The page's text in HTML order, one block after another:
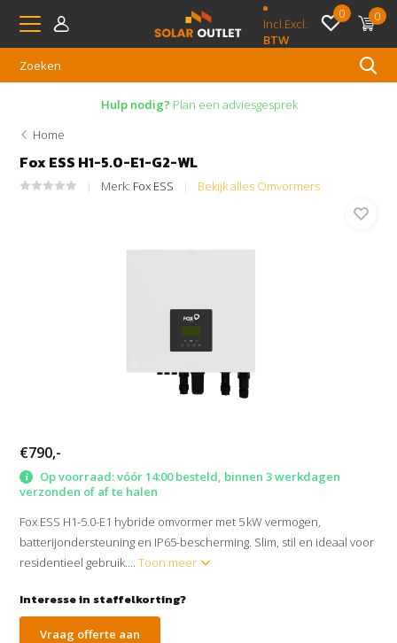
Incl.Excl.
BTW
0 0
Hulp nodig? Plan een adviesgesprek
Home
Fox ESS H1-5.0-E1-G2-WL
Merk: Fox ESS Bekijk alles Omvormers
€790,-
Op voorraad: vóór 14:00 besteld, binnen 3 werkdagen
verzonden of af te halen
Fox ESS H1-5.0-E1 hybride omvormer met 5 kW vermogen,
batterijondersteuning en IP65-bescherming. Slim, stil en ideaal voor
residentieel gebruik....Toon meer
Interesse in staffelkorting?
Vraag offerte aan